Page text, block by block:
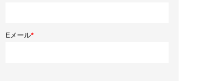
Eメール*